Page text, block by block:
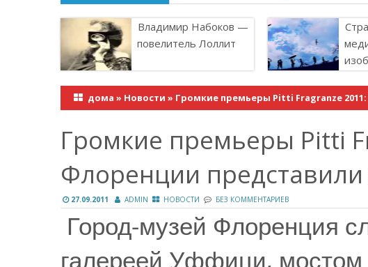
Владимир Набоков —
повелитель Лоллит
дома » Новости » Громкие премьеры Pitti Fragranze
Громкие премьеры Pitti
Флоренции
27.09.2011 ADMIN НОВОСТИ БЕЗ КОММЕНТАРИЕВ
Город-музей Флоренция
галереей Уффици, мостом